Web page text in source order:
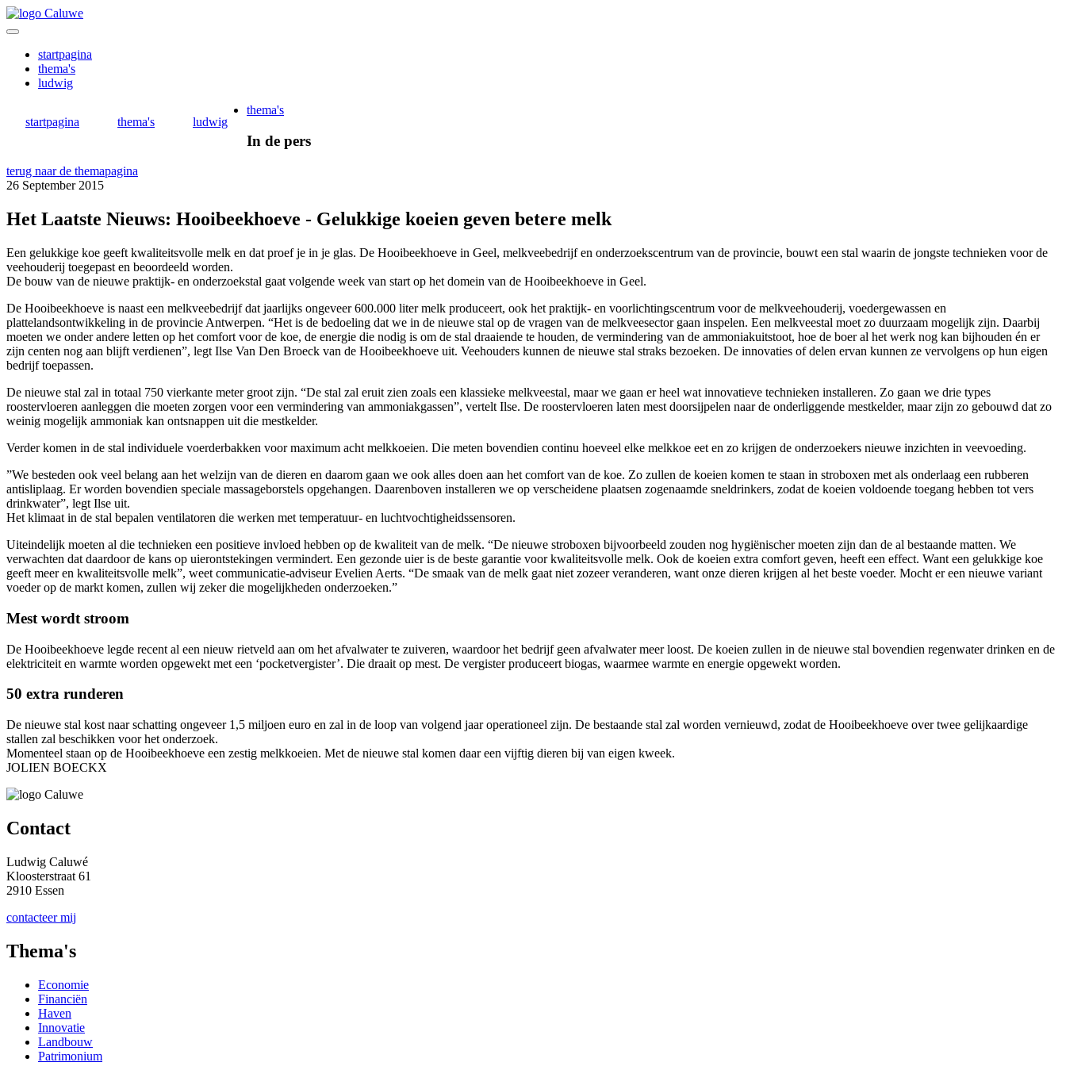
Overslaan
en
inhoud
gaan
Hoofdnavigatie
(mobile)
startpagina
thema's
ludwig
startpagina thema's ludwig
thema's
In de pers
terug naar de themapagina
26 September 2015
Het Laatste Nieuws: Hooibeekhoeve - Gelukkige koeien geven betere melk
Een gelukkige koe geeft kwaliteitsvolle melk en dat proef je in je glas. De Hooibeekhoeve in Geel, melkveebedrijf en onderzoekscentrum van de provincie, bouwt een stal waarin de jongste technieken voor de
veehouderij toegepast en beoordeeld worden.
De bouw van de nieuwe praktijk- en onderzoekstal gaat volgende week van start op het domein van de Hooibeekhoeve in Geel.
De Hooibeekhoeve is naast een melkveebedrijf dat jaarlijks ongeveer 600.000 liter melk produceert, ook het praktijk- en voorlichtingscentrum voor de melkveehouderij, voedergewassen en
plattelandsontwikkeling in de provincie Antwerpen. “Het is de bedoeling dat we in de nieuwe stal op de vragen van de melkveesector gaan inspelen. Een melkveestal moet zo duurzaam mogelijk zijn. Daarbij
moeten we onder andere letten op het comfort voor de koe, de energie die nodig is om de stal draaiende te houden, de vermindering van de ammoniakuitstoot, hoe de boer al het werk nog kan bijhouden én er
zijn centen nog aan blijft verdienen”, legt Ilse Van Den Broeck van de Hooibeekhoeve uit. Veehouders kunnen de nieuwe stal straks bezoeken. De innovaties of delen ervan kunnen ze vervolgens op hun eigen
bedrijf toepassen.
De nieuwe stal zal in totaal 750 vierkante meter groot zijn. “De stal zal eruit zien zoals een klassieke melkveestal, maar we gaan er heel wat innovatieve technieken installeren. Zo gaan we drie types
roostervloeren aanleggen die moeten zorgen voor een vermindering van ammoniakgassen”, vertelt Ilse. De roostervloeren laten mest doorsijpelen naar de onderliggende mestkelder, maar zijn zo gebouwd dat zo
weinig mogelijk ammoniak kan ontsnappen uit die mestkelder.
Verder komen in de stal individuele voerderbakken voor maximum acht melkkoeien. Die meten bovendien continu hoeveel elke melkkoe eet en zo krijgen de onderzoekers nieuwe inzichten in veevoeding.
”We besteden ook veel belang aan het welzijn van de dieren en daarom gaan we ook alles doen aan het comfort van de koe. Zo zullen de koeien komen te staan in stroboxen met als onderlaag een rubberen
antisliplaag. Er worden bovendien speciale massageborstels opgehangen. Daarenboven installeren we op verscheidene plaatsen zogenaamde sneldrinkers, zodat de koeien voldoende toegang hebben tot vers
drinkwater”, legt Ilse uit.
Het klimaat in de stal bepalen ventilatoren die werken met temperatuur- en luchtvochtigheidssensoren.
Uiteindelijk moeten al die technieken een positieve invloed hebben op de kwaliteit van de melk. “De nieuwe stroboxen bijvoorbeeld zouden nog hygiënischer moeten zijn dan de al bestaande matten. We
verwachten dat daardoor de kans op uierontstekingen vermindert. Een gezonde uier is de beste garantie voor kwaliteitsvolle melk. Ook de koeien extra comfort geven, heeft een effect. Want een gelukkige koe
geeft meer en kwaliteitsvolle melk”, weet communicatie-adviseur Evelien Aerts. “De smaak van de melk gaat niet zozeer veranderen, want onze dieren krijgen al het beste voeder. Mocht er een nieuwe variant
voeder op de markt komen, zullen wij zeker die mogelijkheden onderzoeken.”
Mest wordt stroom
De Hooibeekhoeve legde recent al een nieuw rietveld aan om het afvalwater te zuiveren, waardoor het bedrijf geen afvalwater meer loost. De koeien zullen in de nieuwe stal bovendien regenwater drinken en de
elektriciteit en warmte worden opgewekt met een ‘pocketvergister’. Die draait op mest. De vergister produceert biogas, waarmee warmte en energie opgewekt worden.
50 extra runderen
De nieuwe stal kost naar schatting ongeveer 1,5 miljoen euro en zal in de loop van volgend jaar operationeel zijn. De bestaande stal zal worden vernieuwd, zodat de Hooibeekhoeve over twee gelijkaardige
stallen zal beschikken voor het onderzoek.
Momenteel staan op de Hooibeekhoeve een zestig melkkoeien. Met de nieuwe stal komen daar een vijftig dieren bij van eigen kweek.
JOLIEN BOECKX
Contact
Ludwig Caluwé
Kloosterstraat 61
2910 Essen
contacteer mij
Thema's
Economie
Financiën
Haven
Innovatie
Landbouw
Patrimonium